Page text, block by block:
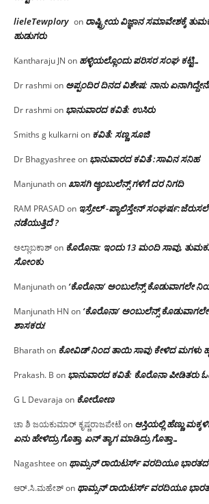
lieleTewplory on ರಾಷ್ಟ್ರೀಯ ವಿಜ್ಞಾನ ಸಮಾವೇಶಕ್ಕೆ‌
ಹುಡುಗರು
Kantharaju JN on ಹಳ್ಳಿಯಲ್ಲೊಂದು ಪರಿಸರ ಸಂಘ ಕಟ್ಟಿ…
Dr rashmi on ಅಪ್ಪಂದಿರ ದಿನದ ವಿಶೇಷ: ನಾನು
Dr rashmi on ಭಾನುವಾರದ ಕವಿತೆ: ಉಸಿರು
Smiths g kulkarni on ಕವಿತೆ: ಸಣ್ಣ ಸೂಜಿ
Dr Bhagyashree on ಭಾನುವಾರದ ಕವಿತೆ :ಸಾವಿನ ಸನಿಹ
Manjunathonಖಾಸಗಿ ಆ್ಯಂಬುಲೆನ್ಸ್ ಗಳಿಗೆ ದರ ನಿಗದಿ
RAM PRASAD on ಇಸ್ರೇಲ್ -ಪ್ಯಾಲಿಸ್ತೇನ್
ನಡೆಯುತ್ತಿದೆ ?
ಅಲ್ಲಾಬಕಾಶ್on ಕೊರೊನಾ: ಇಂದು 13 ಮಂದಿ ಸಾವು,
ಸೋಂಕು
Manjunathon ‘ಕೊರೊನಾ’ ಅಂಬುಲೆನ್ಸ್ ಕೊಡುವಾಗಲೇ
Manjunath HN on ‘ಕೊರೊನಾ’ ಅಂಬುಲೆನ್ಸ್
ಶಾಸಕರು!
Bharathon ಕೋವಿಡ್ ನಿಂದ ತಾಯಿ ಸಾವು ಕೇಳಿದ ಮಗಳು
Prakash. B on ಭಾನುವಾರದ ಕವಿತೆ: ಕೊರೊನಾ ಪೀಡಿತರು
G L Devaraja on ಕೋರೋಣ
ಚಾ ಶಿ ಜಯಕುಮಾರ್ ಕೃಷ್ಣರಾಜಪೇಟೆon ಆಸ್ತಿಯಲ್ಲಿ ಹೆಣ್ಣು
ಏನು ಹೇಳಿದ್ರು ಗೊತ್ತಾ, ಏನ್ ತ್ಯಾಗ ಮಾಡಿದ್ರು ಗೊತ್ತಾ…
Nagashtee on ಥಾಮ್ಸನ್ ರಾಯಿಟರ್ಸ್ ವರದಿಯೂ
ಆರ್.ಸಿ.ಮಹೇಶ್on ಥಾಮ್ಸನ್ ರಾಯಿಟರ್ಸ್ ವರದಿಯೂ